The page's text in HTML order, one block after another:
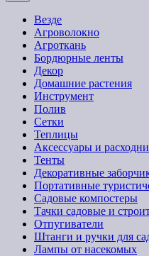
Везде
Агроволокно
Агроткань
Бордюрные ленты
Декор
Домашние растения
Инструмент
Полив
Сетки
Теплицы
Аксессуары и
Тенты
Декоративные
Портативные
Садовые компостеры
Тачки садовые и
Отпугиватели
Штанги и ручки для
Лампы от насекомых